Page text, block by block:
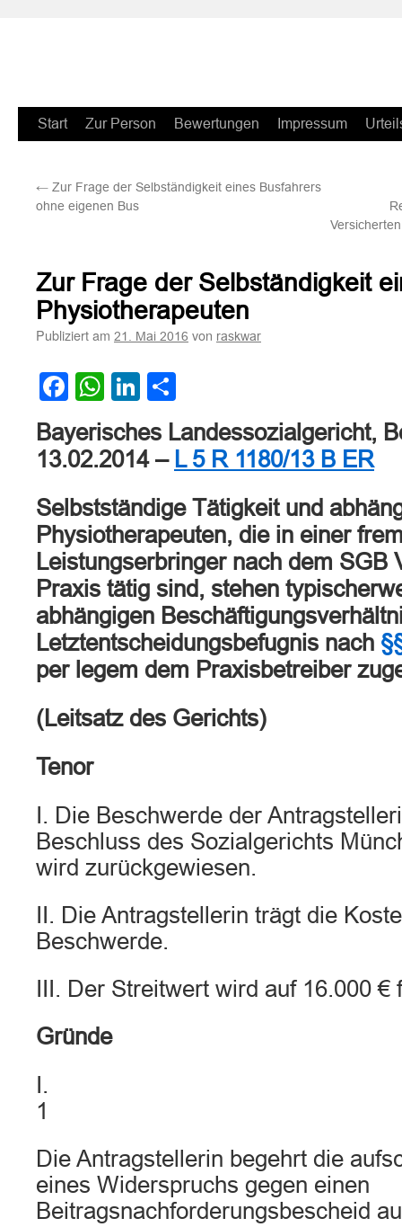
Zum
springen
Start Zur Person Bewertungen Impressum
← Zur Frage der Selbständigkeit eines Busfahrers
ohne eigenen Bus
Zur Frage der Selbständigkeit
Physiotherapeuten
Publiziert am 21. Mai 2016 von raskwar
Facebook
WhatsApp
LinkedIn
Bayerisches Landessozialgericht,
13.02.2014 – L 5 R 1180/13 B ER
Selbstständige Tätigkeit und
Physiotherapeuten, die in einer
Leistungserbringer nach dem SGB
Praxis tätig sind, stehen
abhängigen
Letztentscheidungsbefugnis nach
per legem dem Praxisbetreiber
(Leitsatz des Gerichts)
Tenor
I. Die Beschwerde der
Beschluss des Sozialgerichts
wird zurückgewiesen.
II. Die Antragstellerin trägt die
Beschwerde.
III. Der Streitwert wird auf 16.000 €
Gründe
I.
1
Die Antragstellerin begehrt die
eines Widerspruchs gegen einen
Beitragsnachforderungsbescheid